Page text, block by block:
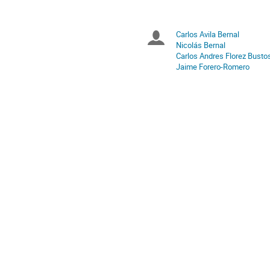
in
America/Bogota
Chairpersons
Carlos Avila Bernal
Nicolás Bernal
Carlos Andres Florez
Jaime Forero-Romero